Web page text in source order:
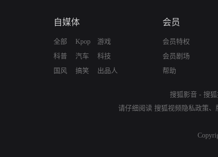
自媒体
全部
科普
国风
Kpop
汽车
搞笑
游戏
科技
出品人
会员
会员特权
会员剧场
帮助
搜狐影音 - 搜
请仔细阅读 搜狐视频隐私政策、